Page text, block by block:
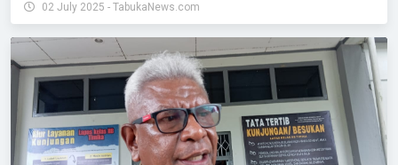
02 July 2025 - TabukaNews.com